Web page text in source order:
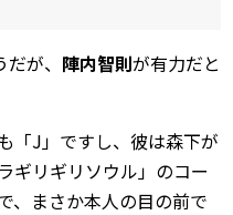
が、 陣内智則が有力だと
「J」ですし、彼は森下が
ギリギリソウル」のコー
、まさか本人の目の前で